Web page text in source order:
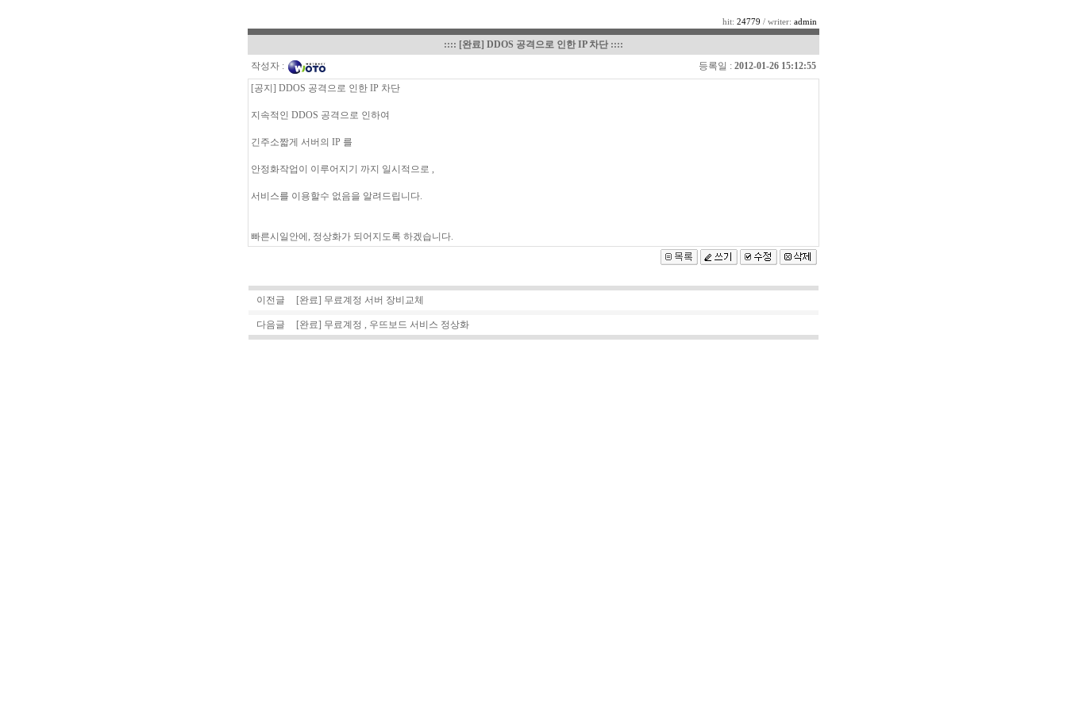
hit: 24779 / writer: admin
:::: [완료] DDOS 공격으로 인한 IP 차단 ::::
작성자 :
등록일 : 2012-01-26 15:12:55
[공지] DDOS 공격으로 인한 IP 차단
지속적인 DDOS 공격으로 인하여
긴주소짧게 서버의 IP 를
안정화작업이 이루어지기 까지 일시적으로 ,
서비스를 이용할수 없음을 알려드립니다.
빠른시일안에, 정상화가 되어지도록 하겠습니다.
이전글 [완료] 무료계정 서버 장비교체
다음글 [완료] 무료계정 , 우뜨보드 서비스 정상화